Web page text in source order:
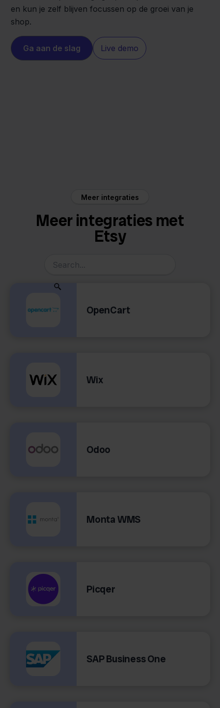
en kun je zelf blijven focussen op de groei van je
shop.
Ga aan de slag Live demo
Meer integraties
Meer integraties met
Etsy
OpenCart
Wix
Odoo
Monta WMS
Picqer
SAP Business One